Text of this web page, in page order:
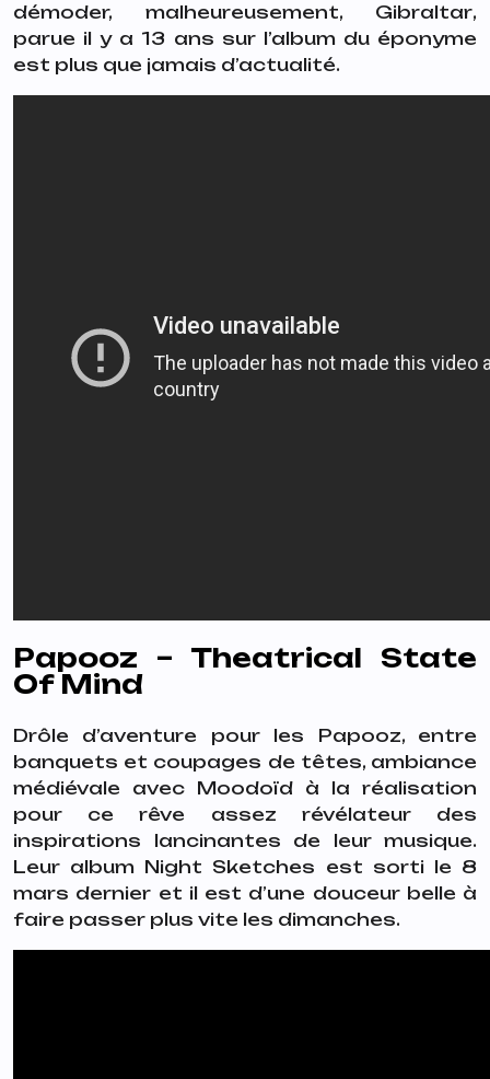
démoder, malheureusement, Gibraltar,
parue il y a 13 ans sur l’album du éponyme
est plus que jamais d’actualité.
Papooz – Theatrical State
Of Mind
Drôle d’aventure pour les Papooz, entre
banquets et coupages de têtes, ambiance
médiévale avec Moodoïd à la réalisation
pour ce rêve assez révélateur des
inspirations lancinantes de leur musique.
Leur album Night Sketches est sorti le 8
mars dernier et il est d’une douceur belle à
faire passer plus vite les dimanches.